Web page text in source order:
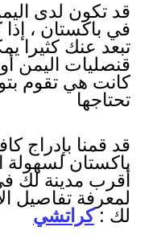
قد تكون لدى
في باكستان ، إذا
تبعد عنك كثيرا
قنصليات اليمن
كانت هي تقوم
تحتاجها
قد قمنا بإدراج
باكستان لسهولة
أقرب مدينة لك في
لمعرفة تفاصيل
لك :كراتشي